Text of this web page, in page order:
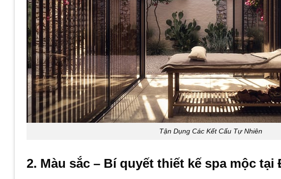
Tận Dụng Các Kết Cấu Tự Nhiên
2. Màu sắc – Bí quyết thiết kế spa mộc tại